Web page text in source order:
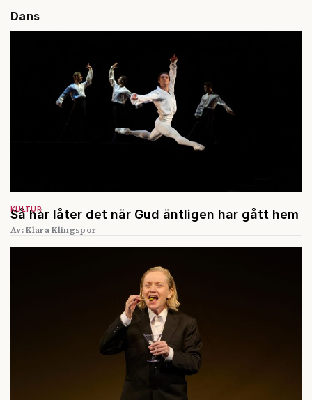
Dans
Så här låter det när Gud äntligen har gått hem
KULTUR
Av: Klara Klingspor